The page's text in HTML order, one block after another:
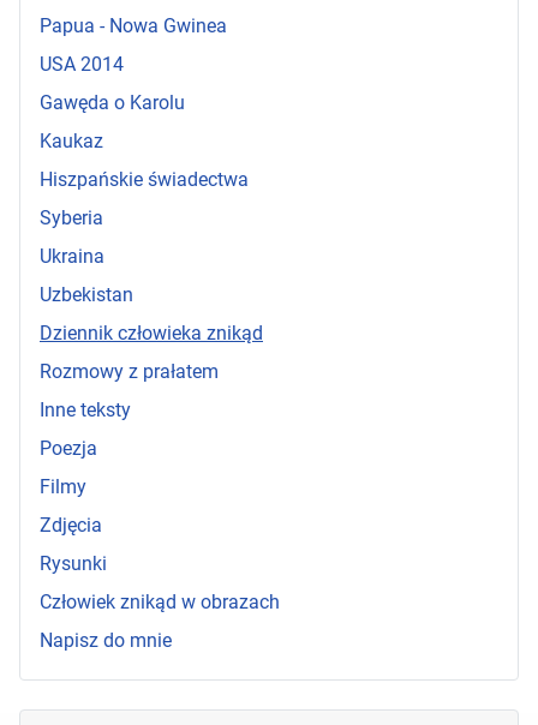
Papua - Nowa Gwinea
USA 2014
Gawęda o Karolu
Kaukaz
Hiszpańskie świadectwa
Syberia
Ukraina
Uzbekistan
Dziennik człowieka znikąd
Rozmowy z prałatem
Inne teksty
Poezja
Filmy
Zdjęcia
Rysunki
Człowiek znikąd w obrazach
Napisz do mnie